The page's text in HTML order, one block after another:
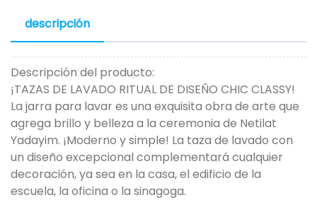
descripción
Descripción del producto:
¡TAZAS DE LAVADO RITUAL DE DISEÑO CHIC CLASSY!
La jarra para lavar es una exquisita obra de arte que
agrega brillo y belleza a la ceremonia de Netilat
Yadayim. ¡Moderno y simple! La taza de lavado con
un diseño excepcional complementará cualquier
decoración, ya sea en la casa, el edificio de la
escuela, la oficina o la sinagoga.